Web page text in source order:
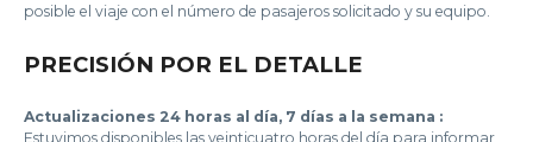
posible el viaje con el número de pasajeros solicitado y su equipo.
PRECISIÓN POR EL DETALLE
Actualizaciones 24 horas al día, 7 días a la semana :
Estuvimos disponibles las veinticuatro horas del día para informar